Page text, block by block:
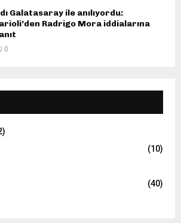
Galatasaray ile anılıyordu:
Radrigo Mora iddialarına
0
(10)
(40)